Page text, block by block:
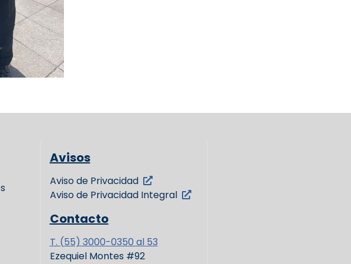
Avisos
Aviso de Privacidad
Aviso de Privacidad Integral
Contacto
T. (55) 3000-0350 al 53
Ezequiel Montes #92